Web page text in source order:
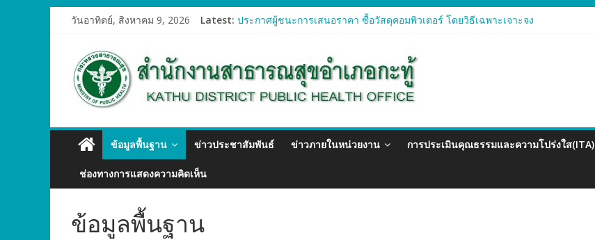
วันอาทิตย์, สิงหาคม 9, 2026 Latest: ประกาศผู้ชนะการเสนอราคา ซื้อวัสดุคอมพิวเตอร์ โดยวิธีเฉพาะเจาะจง
ประกาศผู้ชนะการเสนอรา ซื้อวัสดุงานบ้านงานครัว โดยวิธีเฉพาะเจาะจง
ประกาศผู้ชนะการเสนอราคา ซื้อวัสดุสำนักงาน โดยวิธีเฉพาะเจาะจง
ข้อมูลพื้นฐาน ข่าวประชาสัมพันธ์ ข่าวภายในหน่วยงาน การประเมินคุณธรรมและความโปร่งใส(ITA)
ช่องทางการแสดงความคิดเห็น
ข้อมูลพื้นฐาน